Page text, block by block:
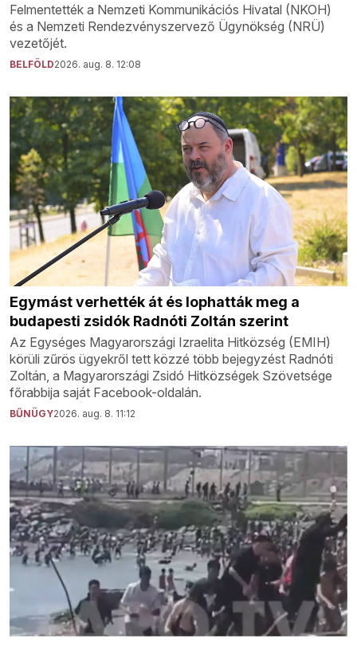
Felmentették a Nemzeti Kommunikációs Hivatal (NKOH)
és a Nemzeti Rendezvényszervező Ügynökség (NRÜ)
vezetőjét.
BELFÖLD2026. aug. 8. 12:08
Egymást verhették át és lophatták meg a
budapesti zsidók Radnóti Zoltán szerint
Az Egységes Magyarországi Izraelita Hitközség (EMIH)
körüli zűrös ügyekről tett közzé több bejegyzést Radnóti
Zoltán, a Magyarországi Zsidó Hitközségek Szövetsége
főrabbija saját Facebook-oldalán.
BŰNÜGY2026. aug. 8. 11:12